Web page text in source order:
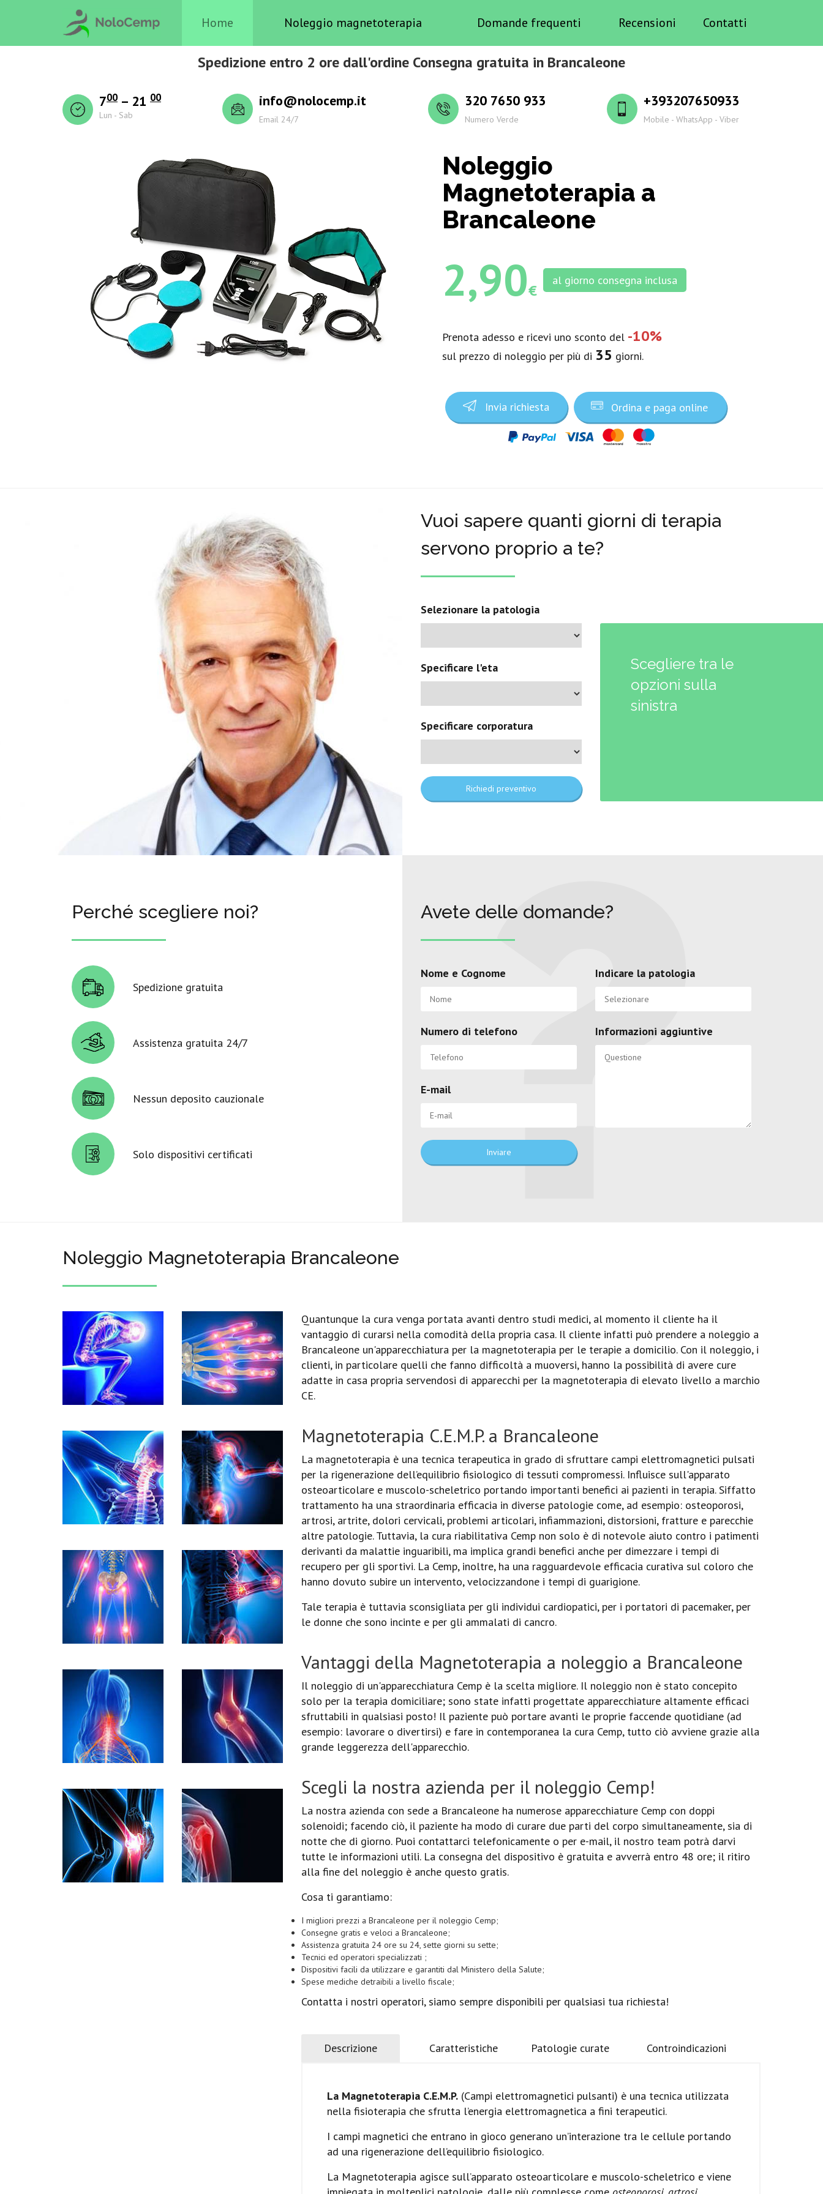
Home Noleggio magnetoterapia Domande frequenti Recensioni Contatti
Spedizione entro 2 ore dall'ordine Consegna gratuita in Brancaleone
700 – 21 00
Lun - Sab
info@nolocemp.it
Email 24/7
320 7650 933
Numero Verde
+393207650933
Mobile - WhatsApp - Viber
Noleggio
Magnetoterapia a
Brancaleone
2,90€
al giorno consegna inclusa
Prenota adesso e ricevi uno sconto del -10%
sul prezzo di noleggio per più di 35 giorni.
Invia richiesta Ordina e paga online
Vuoi sapere quanti giorni di terapia
servono proprio a te?
Selezionare la patologia
Specificare l'eta
Specificare corporatura
Richiedi preventivo
Scegliere tra le
opzioni sulla
sinistra
Perché scegliere noi?
Spedizione gratuita
Assistenza gratuita 24/7
Nessun deposito cauzionale
Solo dispositivi certificati
Avete delle domande?
Nome e Cognome
Numero di telefono
E-mail
Indicare la patologia
Informazioni aggiuntive
Inviare
Noleggio Magnetoterapia Brancaleone
Quantunque la cura venga portata avanti dentro studi medici, al momento il cliente ha il
vantaggio di curarsi nella comodità della propria casa. Il cliente infatti può prendere a noleggio a
Brancaleone un'apparecchiatura per la magnetoterapia per le terapie a domicilio. Con il noleggio, i
clienti, in particolare quelli che fanno difficoltà a muoversi, hanno la possibilità di avere cure
adatte in casa propria servendosi di apparecchi per la magnetoterapia di elevato livello a marchio
CE.
Magnetoterapia C.E.M.P. a Brancaleone
La magnetoterapia è una tecnica terapeutica in grado di sfruttare campi elettromagnetici pulsati
per la rigenerazione dell’equilibrio fisiologico di tessuti compromessi. Influisce sull'apparato
osteoarticolare e muscolo-scheletrico portando importanti benefici ai pazienti in terapia. Siffatto
trattamento ha una straordinaria efficacia in diverse patologie come, ad esempio: osteoporosi,
artrosi, artrite, dolori cervicali, problemi articolari, infiammazioni, distorsioni, fratture e parecchie
altre patologie. Tuttavia, la cura riabilitativa Cemp non solo è di notevole aiuto contro i patimenti
derivanti da malattie inguaribili, ma implica grandi benefici anche per dimezzare i tempi di
recupero per gli sportivi. La Cemp, inoltre, ha una ragguardevole efficacia curativa sul coloro che
hanno dovuto subire un intervento, velocizzandone i tempi di guarigione.
Tale terapia è tuttavia sconsigliata per gli individui cardiopatici, per i portatori di pacemaker, per
le donne che sono incinte e per gli ammalati di cancro.
Vantaggi della Magnetoterapia a noleggio a Brancaleone
Il noleggio di un'apparecchiatura Cemp è la scelta migliore. Il noleggio non è stato concepito
solo per la terapia domiciliare; sono state infatti progettate apparecchiature altamente efficaci
sfruttabili in qualsiasi posto! Il paziente può portare avanti le proprie faccende quotidiane (ad
esempio: lavorare o divertirsi) e fare in contemporanea la cura Cemp, tutto ciò avviene grazie alla
grande leggerezza dell'apparecchio.
Scegli la nostra azienda per il noleggio Cemp!
La nostra azienda con sede a Brancaleone ha numerose apparecchiature Cemp con doppi
solenoidi; facendo ciò, il paziente ha modo di curare due parti del corpo simultaneamente, sia di
notte che di giorno. Puoi contattarci telefonicamente o per e-mail, il nostro team potrà darvi
tutte le informazioni utili. La consegna del dispositivo è gratuita e avverrà entro 48 ore; il ritiro
alla fine del noleggio è anche questo gratis.
Cosa ti garantiamo:
I migliori prezzi a Brancaleone per il noleggio Cemp;
Consegne gratis e veloci a Brancaleone;
Assistenza gratuita 24 ore su 24, sette giorni su sette;
Tecnici ed operatori specializzati ;
Dispositivi facili da utilizzare e garantiti dal Ministero della Salute;
Spese mediche detraibili a livello fiscale;
Contatta i nostri operatori, siamo sempre disponibili per qualsiasi tua richiesta!
Descrizione Caratteristiche Patologie curate Controindicazioni
La Magnetoterapia C.E.M.P. (Campi elettromagnetici pulsanti) è una tecnica utilizzata
nella fisioterapia che sfrutta l’energia elettromagnetica a fini terapeutici.
I campi magnetici che entrano in gioco generano un’interazione tra le cellule portando
ad una rigenerazione dell’equilibrio fisiologico.
La Magnetoterapia agisce sull’apparato osteoarticolare e muscolo-scheletrico e viene